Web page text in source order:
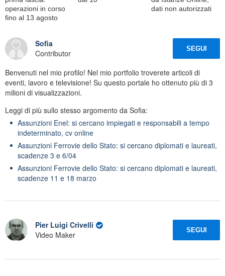
operazioni in corso
fino al 13 agosto
dati non autorizzati
Sofia
Contributor
SEGUI
Benvenuti nel mio profilo! Nel mio portfolio troverete articoli di
eventi, lavoro e televisione! Su questo portale ho ottenuto più di 3
milioni di visualizzazioni.
Leggi di più sullo stesso argomento da Sofia:
Assunzioni Enel: si cercano impiegati e responsabili a tempo
indeterminato, cv online
Assunzioni Ferrovie dello Stato: si cercano diplomati e laureati,
scadenze 3 e 6/04
Assunzioni Ferrovie dello Stato: si cercano diplomati e laureati,
scadenze 11 e 18 marzo
Pier Luigi Crivelli
Video Maker
SEGUI